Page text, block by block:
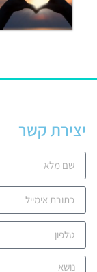
יצירת קשר